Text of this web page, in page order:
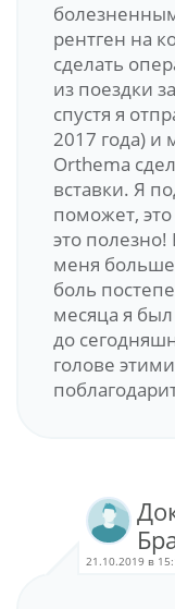
рентген на
сделать
из поездки
спустя я
2017 года) и
Orthema
вставки. Я
поможет,
это полезно!
меня
боль
месяца я
до
голове
21.10.2019 в